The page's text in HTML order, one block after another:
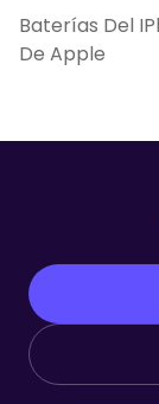
Baterías Del
De Apple